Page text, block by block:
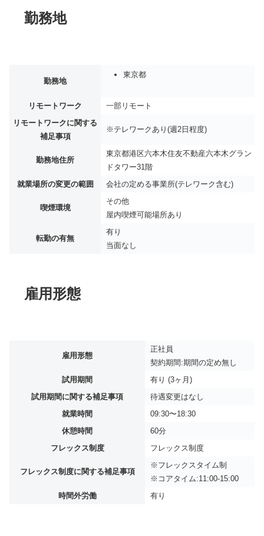
勤務地
勤務地
東京都
リモートワーク
一部リモート
リモートワークに関する
補足事項
※テレワークあり(週2日程度)
勤務地住所
東京都港区六本木住友不動産六本木グラン
ドタワー31階
就業場所の変更の範囲
会社の定める事業所(テレワーク含む)
喫煙環境
その他
屋内喫煙可能場所あり
転勤の有無
有り
当面なし
雇用形態
雇用形態
正社員
契約期間:期間の定め無し
試用期間
有り (3ヶ月)
試用期間に関する補足事項
待遇変更はなし
就業時間
09:30〜18:30
休憩時間
60分
フレックス制度
フレックス制度
フレックス制度に関する補足事項
※フレックスタイム制
※コアタイム:11:00‐15:00
時間外労働
有り